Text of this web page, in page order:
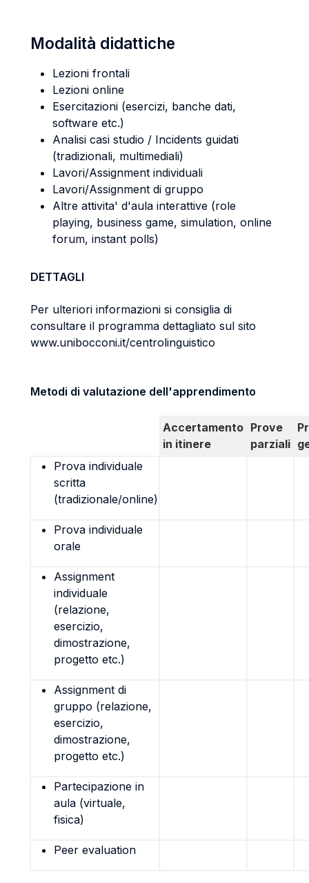
Modalità didattiche
Lezioni frontali
Lezioni online
Esercitazioni (esercizi, banche dati,
software etc.)
Analisi casi studio / Incidents guidati
(tradizionali, multimediali)
Lavori/Assignment individuali
Lavori/Assignment di gruppo
Altre attivita' d'aula interattive (role
playing, business game, simulation, online
forum, instant polls)
DETTAGLI
Per ulteriori informazioni si consiglia di
consultare il programma dettagliato sul sito
www.unibocconi.it/centrolinguistico
Metodi di valutazione dell'apprendimento
Accertamento
in itinere
Prove
parziali
Prova individuale
scritta
(tradizionale/online)
Prova individuale
orale
Assignment
individuale
(relazione,
esercizio,
dimostrazione,
progetto etc.)
Assignment di
gruppo (relazione,
esercizio,
dimostrazione,
progetto etc.)
Partecipazione in
aula (virtuale,
fisica)
Peer evaluation